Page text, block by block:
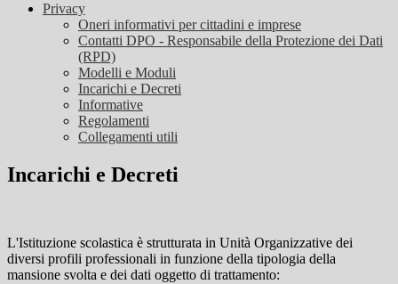
Privacy
Oneri informativi per cittadini e imprese
Contatti DPO - Responsabile della Protezione dei Dati
(RPD)
Modelli e Moduli
Incarichi e Decreti
Informative
Regolamenti
Collegamenti utili
Incarichi e Decreti
L'Istituzione scolastica è strutturata in Unità Organizzative dei
diversi profili professionali in funzione della tipologia della
mansione svolta e dei dati oggetto di trattamento: